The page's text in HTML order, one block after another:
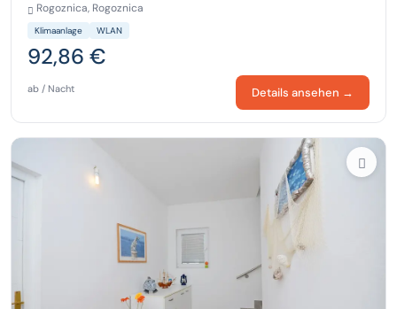
Rogoznica, Rogoznica
Klimaanlage WLAN
92,86 €
ab / Nacht Details ansehen →